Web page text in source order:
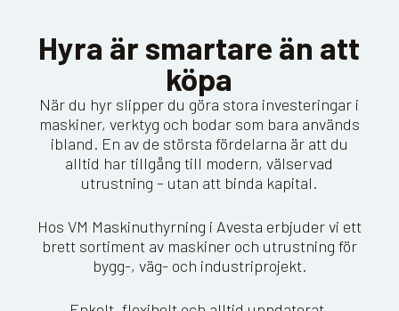
Hyra är smartare än att
köpa
När du hyr slipper du göra stora investeringar i
maskiner, verktyg och bodar som bara används
ibland. En av de största fördelarna är att du
alltid har tillgång till modern, välservad
utrustning – utan att binda kapital.
Hos VM Maskinuthyrning i Avesta erbjuder vi ett
brett sortiment av maskiner och utrustning för
bygg-, väg- och industriprojekt.